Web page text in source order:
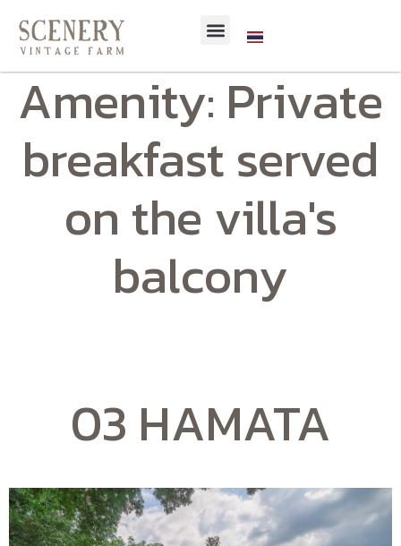
Amenity: Private
breakfast served
on the villa's
balcony
03 HAMATA